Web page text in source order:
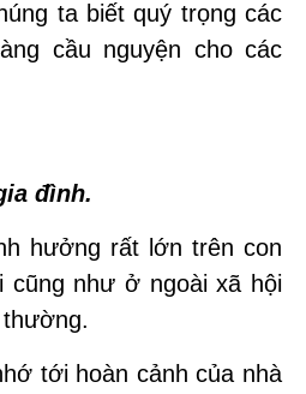
ta biết quý trọng các
cầu nguyện cho các
đình.
hưởng rất lớn trên con
cũng như ở ngoài xã hội
tới hoàn cảnh của nhà